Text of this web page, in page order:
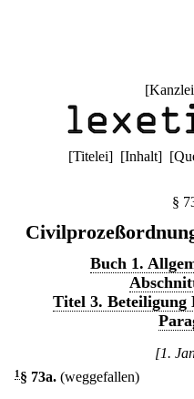
[Kanzlei
[Titelei] [Inhalt] [
§
Buch 1.
Titel 3. Beteiligung
[1.
1 § 73a. (weggefallen)